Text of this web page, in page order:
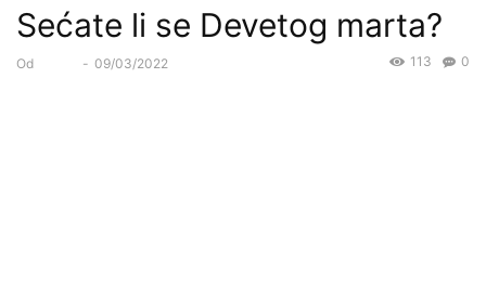
Sećate li se Devetog marta?
Od - 09/03/2022 0
113